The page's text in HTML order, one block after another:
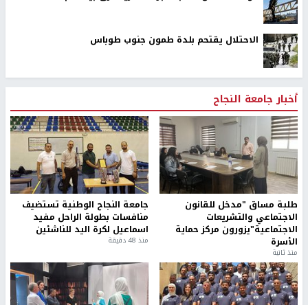
الاحتلال يقتحم بلدة طمون جنوب طوباس
أخبار جامعة النجاح
طلبة مساق "مدخل للقانون
الاجتماعي والتشريعات
الاجتماعية"يزورون مركز حماية
الأسرة
منذ ثانية
جامعة النجاح الوطنية تستضيف
منافسات بطولة الراحل مفيد
اسماعيل لكرة اليد للناشئين
منذ 48 دقيقة